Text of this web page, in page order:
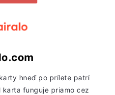
hneď po prílete patrí
karta funguje priamo cez